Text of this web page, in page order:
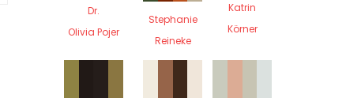
Dr.
Olivia Pojer
Stephanie
Reineke
Katrin
Körner